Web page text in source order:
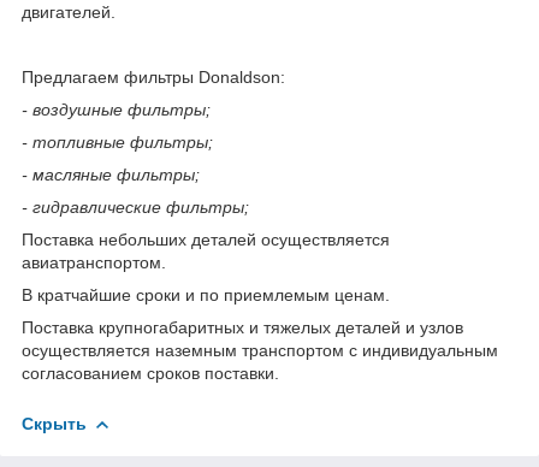
двигателей.
Предлагаем фильтры Donaldson:
- воздушные фильтры;
- топливные фильтры;
- масляные фильтры;
- гидравлические фильтры;
Поставка небольших деталей осуществляется
авиатранспортом.
В кратчайшие сроки и по приемлемым ценам.
Поставка крупногабаритных и тяжелых деталей и узлов
осуществляется наземным транспортом с индивидуальным
согласованием сроков поставки.
Скрыть